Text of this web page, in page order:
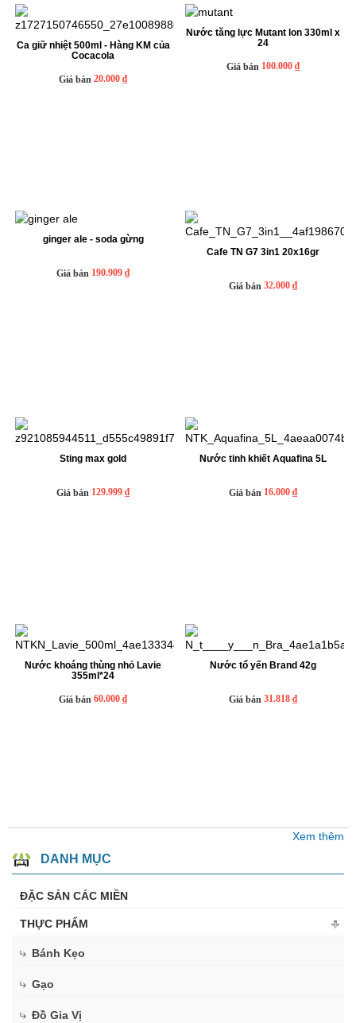
DANH MỤC
ĐẶC SẢN CÁC MIỀN
THỰC PHẨM
Bánh Kẹo
Gạo
Đồ Gia Vị
Ca giữ nhiệt 500ml - Hàng KM của
Cocacola
Giá bán 20.000 ₫
Nước tăng lực Mutant lon 330ml x
24
Giá bán 100.000 ₫
ginger ale - soda gừng
Giá bán 190.909 ₫
Cafe TN G7 3in1 20x16gr
Giá bán 32.000 ₫
Sting max gold
Giá bán 129.999 ₫
Nước tinh khiết Aquafina 5L
Giá bán 16.000 ₫
Nước khoáng thùng nhỏ Lavie
355ml*24
Giá bán 60.000 ₫
Nước tổ yến Brand 42g
Giá bán 31.818 ₫
Xem thêm